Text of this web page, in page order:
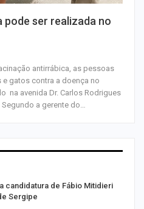
ser realizada no
antirrábica, as pessoas
gatos contra a doença no
na avenida Dr. Carlos Rodrigues
a gerente do…
candidatura de Fábio Mitidieri
Sergipe